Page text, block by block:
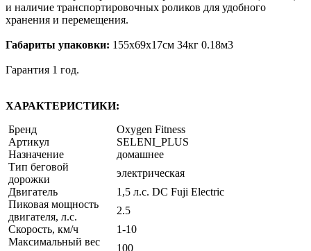
и наличие транспортировочных роликов для удобного
хранения и перемещения.
Габариты упаковки: 155х69х17см 34кг 0.18м3
Гарантия 1 год.
ХАРАКТЕРИСТИКИ:
Бренд
Oxygen Fitness
Артикул
SELENI_PLUS
Назначение
домашнее
Тип беговой
дорожки
электрическая
Двигатель
1,5 л.с. DC Fuji Electric
Пиковая мощность
двигателя, л.с.
2.5
Скорость, км/ч
1-10
Максимальный вес
100